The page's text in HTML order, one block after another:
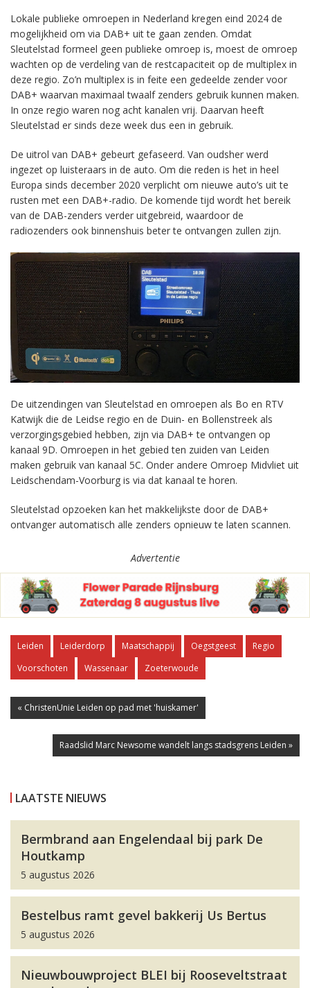
Lokale publieke omroepen in Nederland kregen eind 2024 de
mogelijkheid om via DAB+ uit te gaan zenden. Omdat
Sleutelstad formeel geen publieke omroep is, moest de omroep
wachten op de verdeling van de restcapaciteit op de multiplex in
deze regio. Zo’n multiplex is in feite een gedeelde zender voor
DAB+ waarvan maximaal twaalf zenders gebruik kunnen maken.
In onze regio waren nog acht kanalen vrij. Daarvan heeft
Sleutelstad er sinds deze week dus een in gebruik.
De uitrol van DAB+ gebeurt gefaseerd. Van oudsher werd
ingezet op luisteraars in de auto. Om die reden is het in heel
Europa sinds december 2020 verplicht om nieuwe auto’s uit te
rusten met een DAB+-radio. De komende tijd wordt het bereik
van de DAB-zenders verder uitgebreid, waardoor de
radiozenders ook binnenshuis beter te ontvangen zullen zijn.
De uitzendingen van Sleutelstad en omroepen als Bo en RTV
Katwijk die de Leidse regio en de Duin- en Bollenstreek als
verzorgingsgebied hebben, zijn via DAB+ te ontvangen op
kanaal 9D. Omroepen in het gebied ten zuiden van Leiden
maken gebruik van kanaal 5C. Onder andere Omroep Midvliet uit
Leidschendam-Voorburg is via dat kanaal te horen.
Sleutelstad opzoeken kan het makkelijkste door de DAB+
ontvanger automatisch alle zenders opnieuw te laten scannen.
Advertentie
Leiden Leiderdorp Maatschappij Oegstgeest
Regio
Voorschoten
Wassenaar Zoeterwoude
« ChristenUnie Leiden op pad met 'huiskamer'
Raadslid Marc Newsome wandelt langs stadsgrens Leiden »
LAATSTE NIEUWS
Bermbrand aan Engelendaal bij park De
Houtkamp
5 augustus 2026
Bestelbus ramt gevel bakkerij Us Bertus
5 augustus 2026
Nieuwbouwproject BLEI bij Rooseveltstraat